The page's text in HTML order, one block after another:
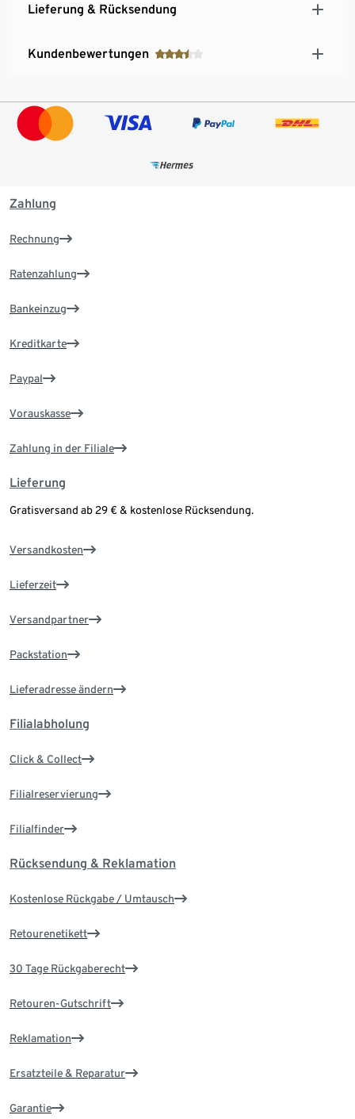
Lieferung & Rücksendung
Kundenbewertungen
Zahlung
Rechnung
Ratenzahlung
Bankeinzug
Kreditkarte
Paypal
Vorauskasse
Zahlung in der Filiale
Lieferung
Gratisversand ab 29 € & kostenlose Rücksendung.
Versandkosten
Lieferzeit
Versandpartner
Packstation
Lieferadresse ändern
Filialabholung
Click & Collect
Filialreservierung
Filialfinder
Rücksendung & Reklamation
Kostenlose Rückgabe / Umtausch
Retourenetikett
30 Tage Rückgaberecht
Retouren-Gutschrift
Reklamation
Ersatzteile & Reparatur
Garantie